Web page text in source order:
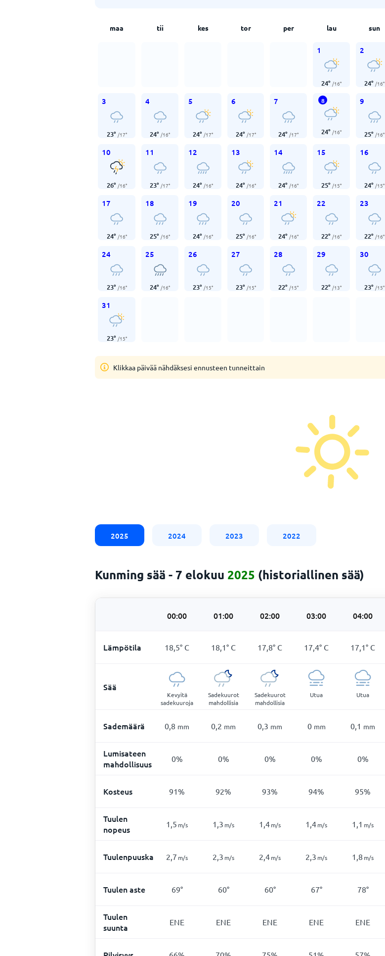
maa tii kes tor per lau sun
1
24° /16°
2
24° /16°
3
23° /17°
4
24° /16°
5
24° /17°
6
24° /17°
7
24° /17°
8
24° /16°
9
25° /16°
10
26° /16°
11
23° /17°
12
24° /16°
13
24° /16°
14
24° /16°
15
25° /15°
16
24° /15°
17
24° /16°
18
25° /16°
19
24° /16°
20
25° /16°
21
24° /16°
22
22° /16°
23
22° /16°
24
23° /16°
25
24° /16°
26
23° /15°
27
23° /15°
28
22° /15°
29
22° /13°
30
23° /15°
31
23° /15°
Klikkaa päivää nähdäksesi ennusteen tunneittain
2025 2024 2023 2022
Kunming sää - 7 elokuu 2025 (historiallinen sää)
00:00 01:00 02:00 03:00 04:00
Lämpötila 18,5° C 18,1° C 17,8° C 17,4° C 17,1° C
Sää
Kevyitä
sadekuuroja
Sadekuurot
mahdollisia
Sadekuurot
mahdollisia
Utua Utua
Sademäärä 0,8 mm 0,2 mm 0,3 mm 0 mm 0,1 mm
Lumisateen
mahdollisuus
0% 0% 0% 0% 0%
Kosteus 91% 92% 93% 94% 95%
Tuulen
nopeus
1,5 m/s 1,3 m/s 1,4m/s 1,4m/s 1,1 m/s
Tuulenpuuska 2,7 m/s 2,3 m/s 2,4m/s 2,3 m/s 1,8 m/s
Tuulen aste 69° 60° 60° 67° 78°
Tuulen
suunta
ENE ENE ENE ENE ENE